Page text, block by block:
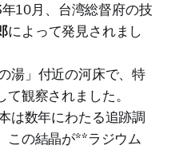
10月、台湾総督府の技
によって発見されまし
湯」付近の河床で、特
観察されました。
は数年にわたる追跡調
この結晶が**ラジウム